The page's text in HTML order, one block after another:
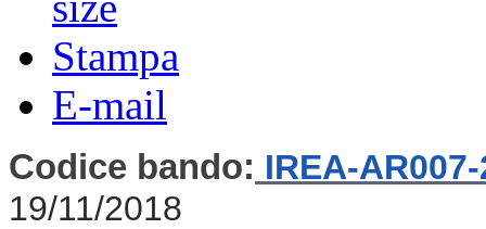
Stampa
E-mail
Codice bando: IREA-
19/11/2018